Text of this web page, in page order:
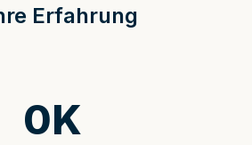
Erfahrung
0K